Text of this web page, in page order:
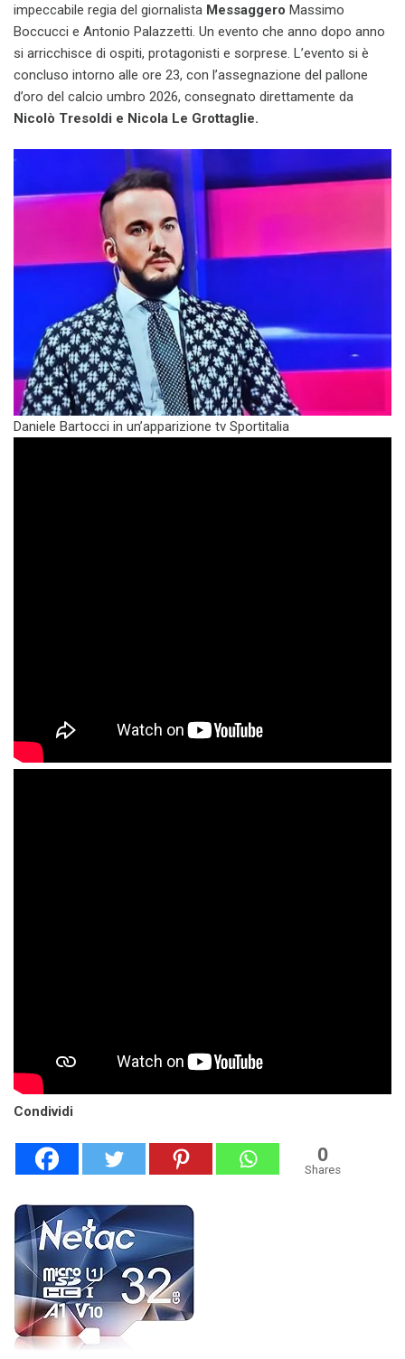
impeccabile regia del giornalista Messaggero Massimo
Boccucci e Antonio Palazzetti. Un evento che anno dopo anno
si arricchisce di ospiti, protagonisti e sorprese. L’evento si è
concluso intorno alle ore 23, con l’assegnazione del pallone
d’oro del calcio umbro 2026, consegnato direttamente da
Nicolò Tresoldi e Nicola Le Grottaglie.
Daniele Bartocci in un’apparizione tv Sportitalia
Condividi
0
Shares